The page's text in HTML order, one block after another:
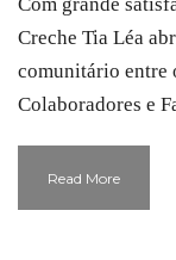
Com grande
Creche Tia Léa
comunitário entre
Colaboradores e
Read More